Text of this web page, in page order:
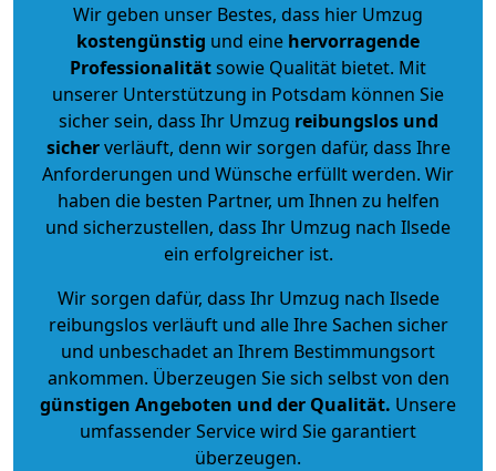
Wir geben unser Bestes, dass hier Umzug
kostengünstig und eine hervorragende
Professionalitätsowie Qualität bietet. Mit
unserer Unterstützung in Potsdam können Sie
sicher sein, dass Ihr Umzug reibungslos und
sicherverläuft, denn wir sorgen dafür, dass Ihre
Anforderungen und Wünsche erfüllt werden. Wir
haben die besten Partner, um Ihnen zu helfen
und sicherzustellen, dass Ihr Umzug nach Ilsede
ein erfolgreicher ist.
Wir sorgen dafür, dass Ihr Umzug nach Ilsede
reibungslos verläuft und alle Ihre Sachen sicher
und unbeschadet an Ihrem Bestimmungsort
ankommen. Überzeugen Sie sich selbst von den
günstigen Angeboten und der Qualität. Unsere
umfassender Service wird Sie garantiert
überzeugen.